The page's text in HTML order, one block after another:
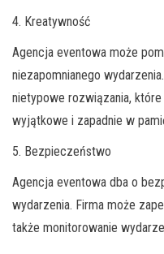
4. Kreatywność
Agencja eventowa może
niezapomnianego
nietypowe rozwiązania,
wyjątkowe i zapadnie w
5. Bezpieczeństwo
Agencja eventowa dba o
wydarzenia. Firma może
także monitorowanie